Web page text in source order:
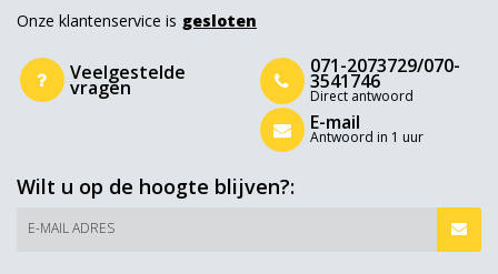
Onze klantenservice is gesloten
Veelgestelde
vragen
071-2073729/070-
3541746
Direct antwoord
E-mail
Antwoord in 1 uur
Wilt u op de hoogte blijven?:
E-MAIL ADRES